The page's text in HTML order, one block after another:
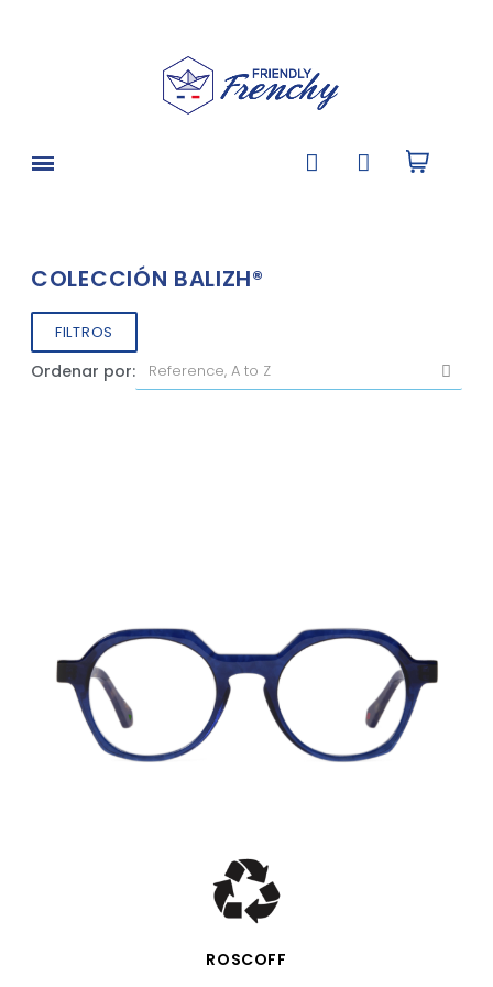
COLECCIÓN BALIZH®
FILTROS
Ordenar por:
VISTA RÁPIDA
ROSCOFF